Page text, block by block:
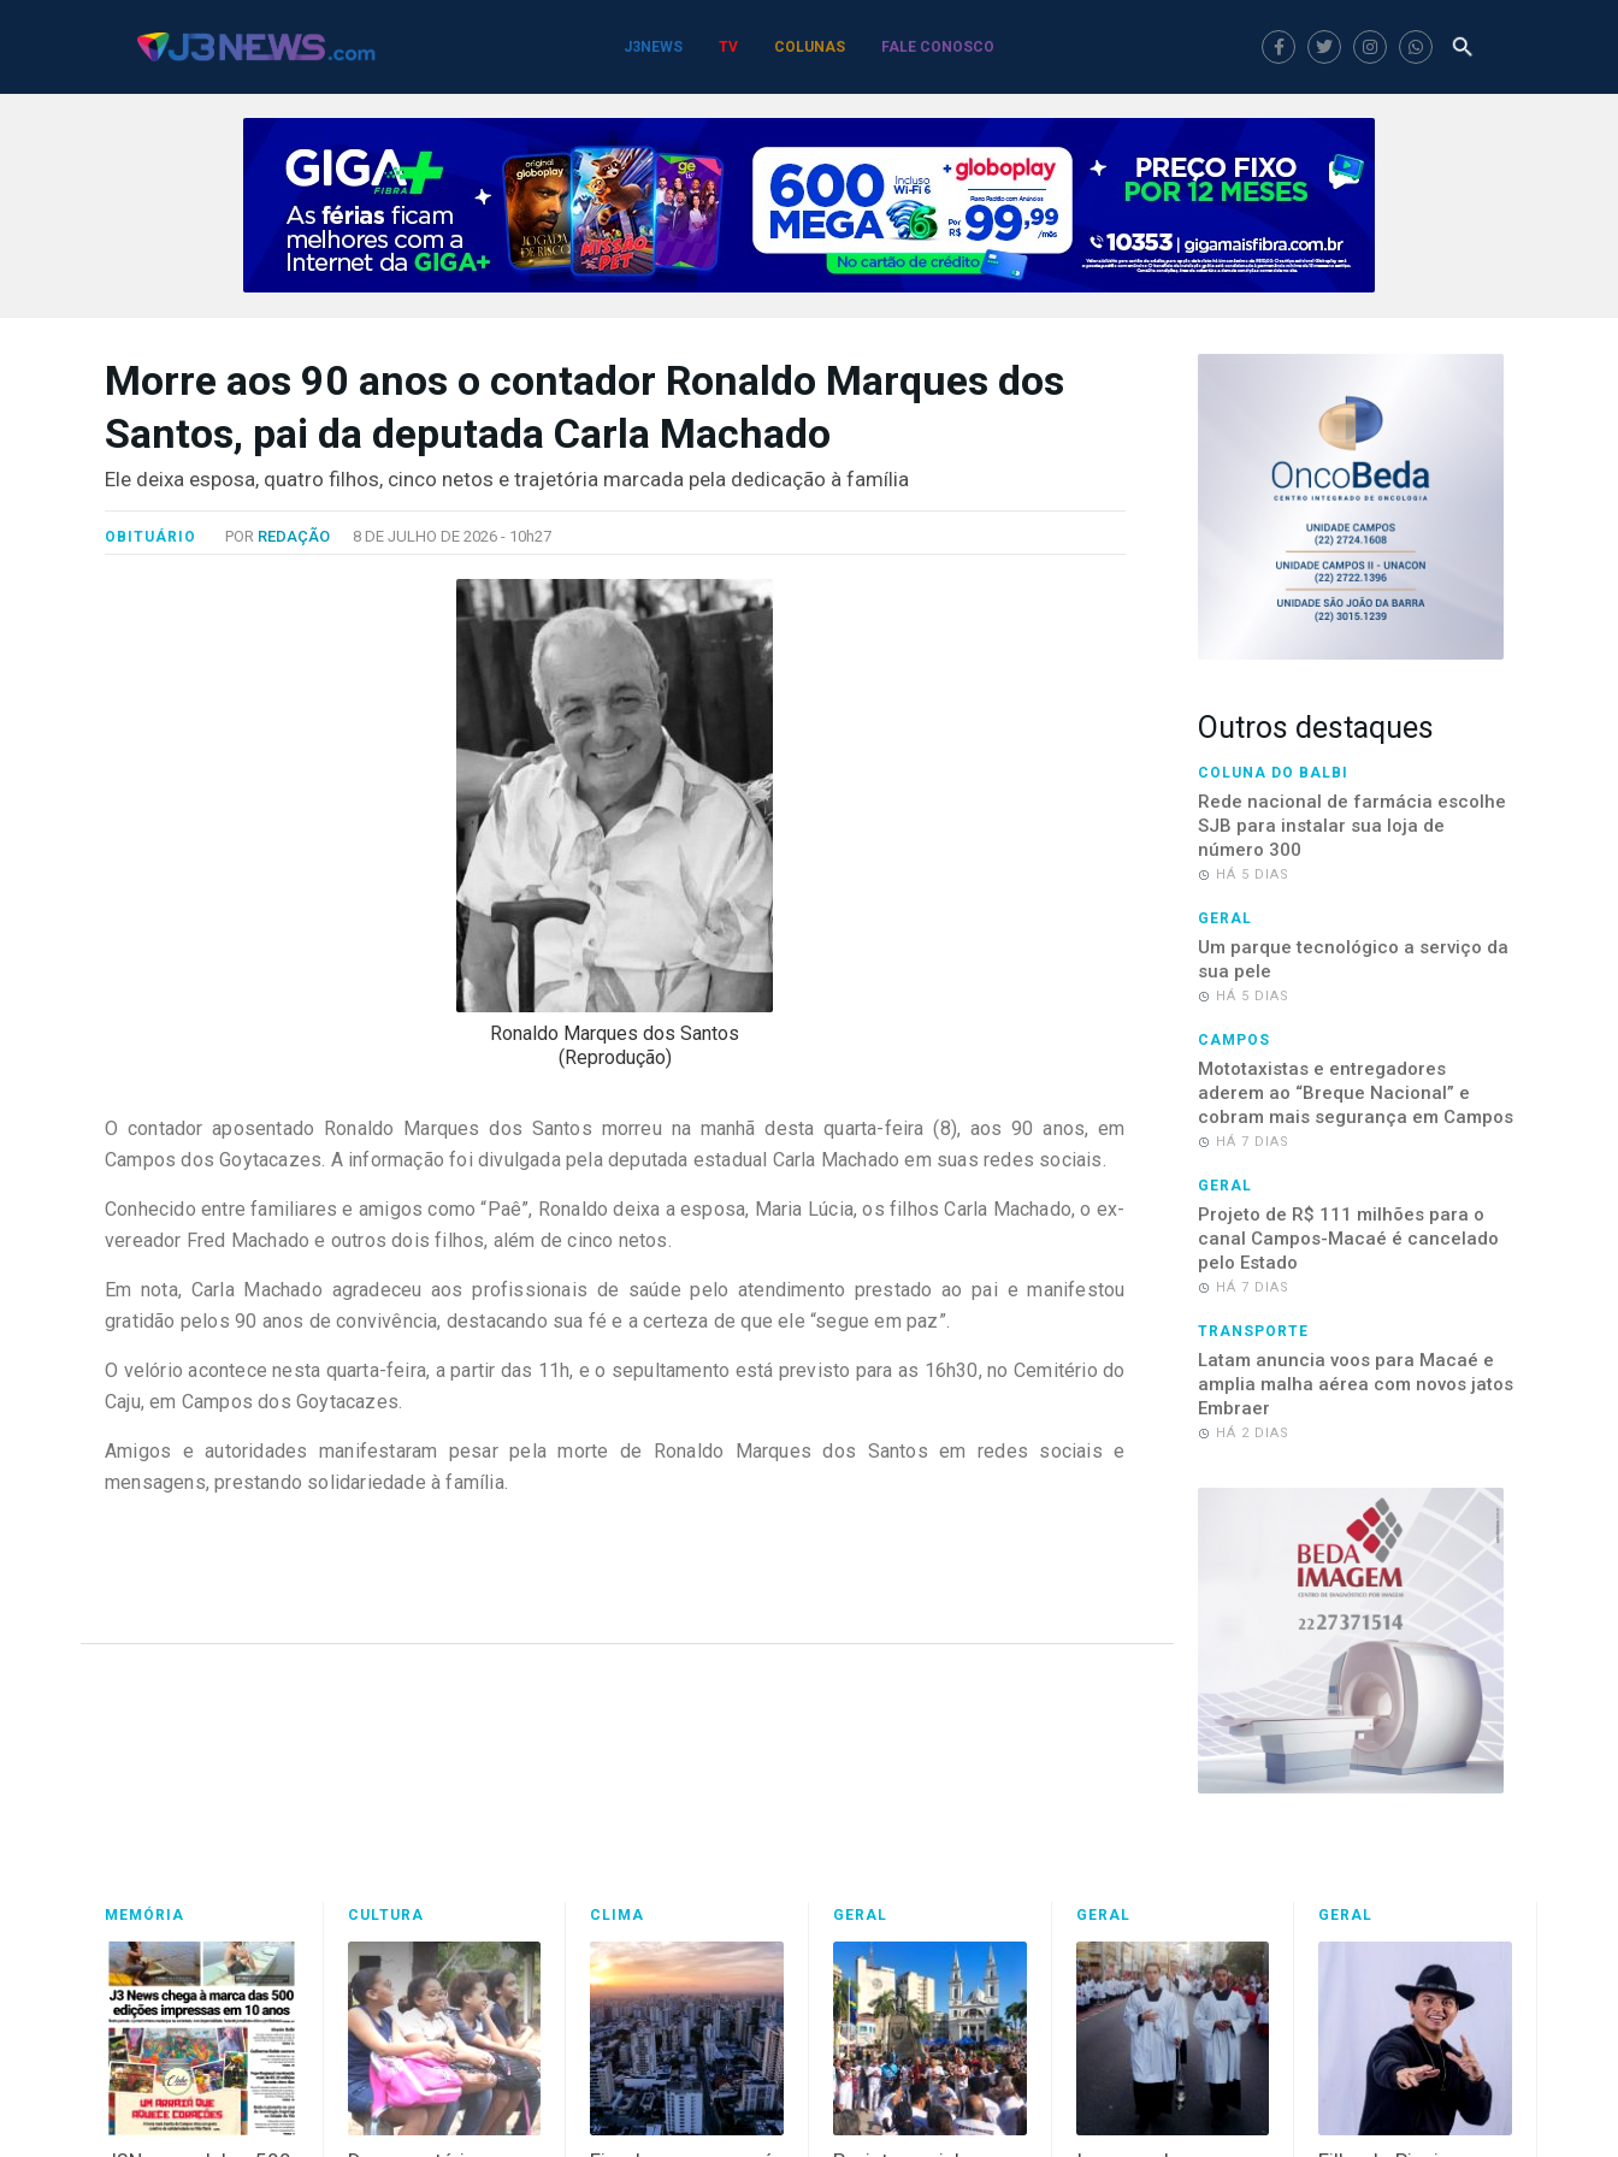
J3NEWS TV COLUNAS FALE CONOSCO
Morre aos 90 anos o contador Ronaldo Marques dos
Santos, pai da deputada Carla Machado
Ele deixa esposa, quatro filhos, cinco netos e trajetória marcada pela dedicação à família
OBITUÁRIO POR REDAÇÃO 8 DE JULHO DE 2026 - 10h27
Ronaldo Marques dos Santos
(Reprodução)
O contador aposentado Ronaldo Marques dos Santos morreu na manhã desta quarta-feira (8), aos 90 anos, em
Campos dos Goytacazes. A informação foi divulgada pela deputada estadual Carla Machado em suas redes sociais.
Conhecido entre familiares e amigos como “Paê”, Ronaldo deixa a esposa, Maria Lúcia, os filhos Carla Machado, o ex-
vereador Fred Machado e outros dois filhos, além de cinco netos.
Em nota, Carla Machado agradeceu aos profissionais de saúde pelo atendimento prestado ao pai e manifestou
gratidão pelos 90 anos de convivência, destacando sua fé e a certeza de que ele “segue em paz”.
O velório acontece nesta quarta-feira, a partir das 11h, e o sepultamento está previsto para as 16h30, no Cemitério do
Caju, em Campos dos Goytacazes.
Amigos e autoridades manifestaram pesar pela morte de Ronaldo Marques dos Santos em redes sociais e
mensagens, prestando solidariedade à família.
Outros destaques
COLUNA DO BALBI
Rede nacional de farmácia escolhe
SJB para instalar sua loja de
número 300
HÁ 5 DIAS
GERAL
Um parque tecnológico a serviço da
sua pele
HÁ 5 DIAS
CAMPOS
Mototaxistas e entregadores
aderem ao “Breque Nacional” e
cobram mais segurança em Campos
HÁ 7 DIAS
GERAL
Projeto de R$ 111 milhões para o
canal Campos-Macaé é cancelado
pelo Estado
HÁ 7 DIAS
TRANSPORTE
Latam anuncia voos para Macaé e
amplia malha aérea com novos jatos
Embraer
HÁ 2 DIAS
MEMÓRIA CULTURA CLIMA GERAL GERAL GERAL